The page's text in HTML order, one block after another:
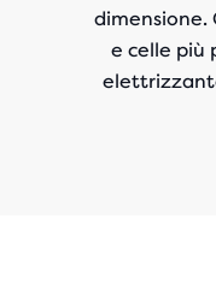
dimensione.
e celle più